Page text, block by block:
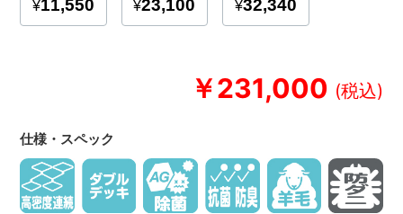
￥231,000
仕様・スペック